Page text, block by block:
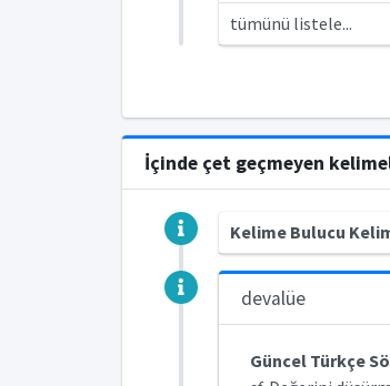
tümünü listele...
İçinde çet geçmeyen
Kelime Bulucu
devalüe
Güncel Türkçe